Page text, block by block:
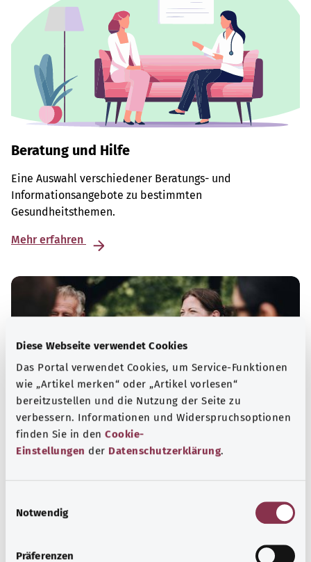
Diese Webseite verwendet Cookies
Das Portal verwendet Cookies, um Service-Funktionen
wie „Artikel merken“ oder „Artikel vorlesen“
bereitzustellen und die Nutzung der Seite zu
verbessern. Informationen und Widerspruchsoptionen
finden Sie in den Cookie-
Einstellungen der Datenschutzerklärung.
Notwendig
Präferenzen
Beratung und Hilfe
Eine Auswahl verschiedener Beratungs- und
Informationsangebote zu bestimmten
Gesundheitsthemen.
Mehr erfahren
Selbsthilfe
für Menschen mit chronischen Erkrankungen,
Suchtproblemen, Behinderungen und seelischen